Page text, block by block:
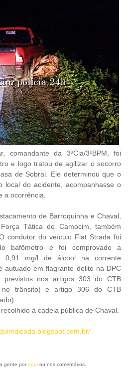
comandante da 3ªCia/3ºBPM, foi
e logo tratou de agilizar o socorro
de Sobral. Ele determinou que o
local do acidente, acompanhasse o
a ocorrência.
de Barroquinha e Chaval,
Tática de Camocim, também
condutor do veículo Fiat Strada foi
bafômetro e foi comprovado a
0,91 mg/l de álcool na corrente
autuado em flagrante delito na DPC
previstos nos artigos 303 do CTB
no trânsito) e artigo 306 do CTB
à cadeia pública de Chaval.
gente por aqui ou nos comentários.